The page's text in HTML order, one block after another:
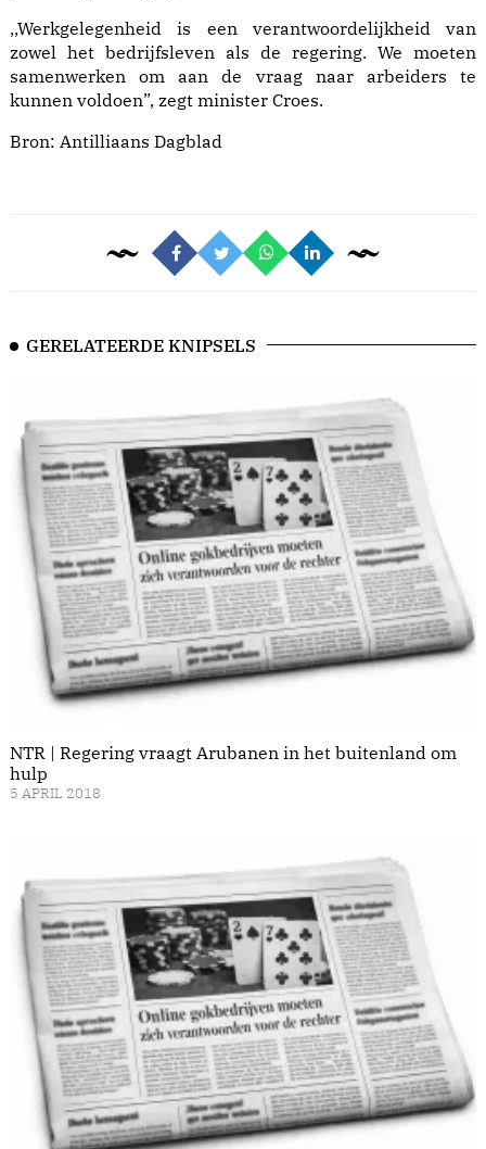
,,Werkgelegenheid is een verantwoordelijkheid van
zowel het bedrijfsleven als de regering. We moeten
samenwerken om aan de vraag naar arbeiders te
kunnen voldoen”, zegt minister Croes.
Bron: Antilliaans Dagblad
GERELATEERDE KNIPSELS
NTR | Regering vraagt Arubanen in het buitenland om
hulp
5 APRIL 2018